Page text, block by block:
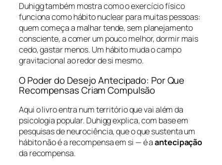
Duhigg também mostra como o exercício físico
funciona como hábito nuclear para muitas pessoas:
quem começa a malhar tende, sem planejamento
consciente, a comer um pouco melhor, dormir mais
cedo, gastar menos. Um hábito muda o campo
gravitacional ao redor de si mesmo.
O Poder do Desejo Antecipado: Por Que
Recompensas Criam Compulsão
Aqui o livro entra num território que vai além da
psicologia popular. Duhigg explica, com base em
pesquisas de neurociência, que o que sustenta um
hábito não é a recompensa em si — é aantecipação
da recompensa.